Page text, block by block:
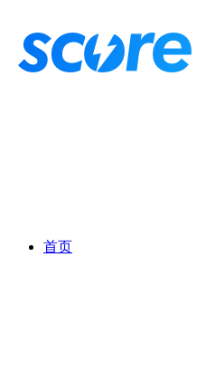
首页